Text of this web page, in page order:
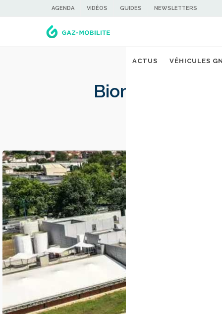
AGENDA VIDÉOS GUIDES NEWSLETTERS
ACTUS VÉHICULES
Biométhane :